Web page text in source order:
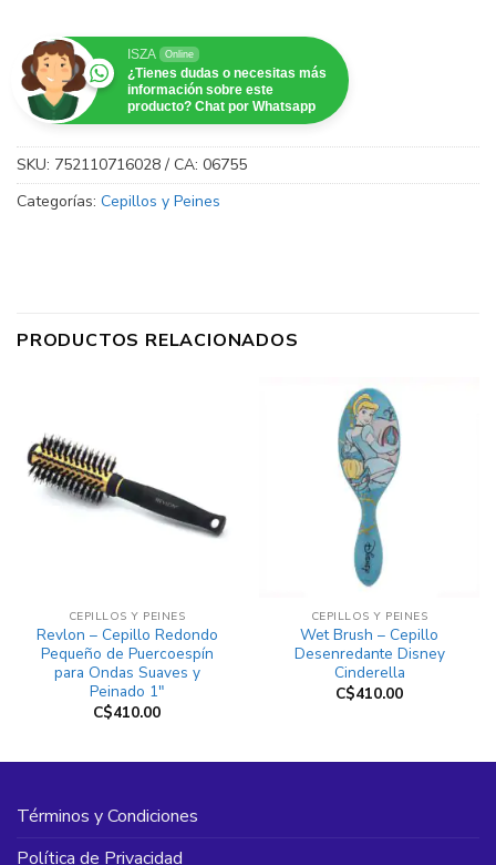
Hidrata la cutícula, agrega más brillo al cabello.
Elimina el encrespamiento y los cabellos sueltos.
ISZA Online
¿Tienes dudas o necesitas más
información sobre este
producto? Chat por Whatsapp
SKU: 752110716028 / CA: 06755
Categorías: Cepillos y Peines
PRODUCTOS RELACIONADOS
CEPILLOS Y PEINES
Revlon – Cepillo Redondo
Pequeño de Puercoespín
para Ondas Suaves y
Peinado 1″
C$410.00
CEPILLOS Y PEINES
Wet Brush – Cepillo
Desenredante Disney
Cinderella
C$410.00
Términos y Condiciones
Política de Privacidad